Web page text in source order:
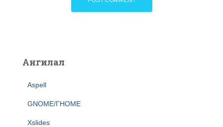
Ангилал
Aspell
GNOME/ГНОМЕ
Xslides